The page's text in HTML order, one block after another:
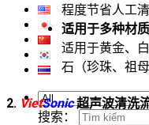
搜索：
程度节省人工清
适用于多种材
适用于黄金、
石（珍珠、祖
2. VietSonic超声波清洗